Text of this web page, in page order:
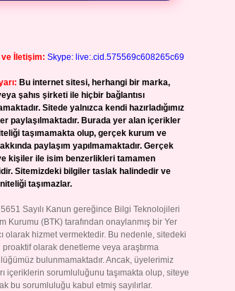
ve İletişim: Skype: live:.cid.575569c608265c69
Bu internet sitesi, herhangi bir marka,
şahıs şirketi ile hiçbir bağlantısı
Sitede yalnızca kendi hazırladığımız
paylaşılmaktadır. Burada yer alan içerikler
taşımamakta olup, gerçek kurum ve
paylaşım yapılmamaktadır. Gerçek
kişiler ile isim benzerlikleri tamamen
Sitemizdeki bilgiler taslak halindedir ve
taşımazlar.
Sayılı Kanun gereğince Bilgi Teknolojileri
Kurumu (BTK) tarafından onaylanmış bir Yer
olarak hizmet vermektedir. Bu nedenle, sitedeki
olarak denetleme veya araştırma
bulunmamaktadır. Ancak, üyelerimiz
içeriklerin sorumluluğunu taşımakta olup, siteye
bu sorumluluğu kabul etmiş sayılırlar.